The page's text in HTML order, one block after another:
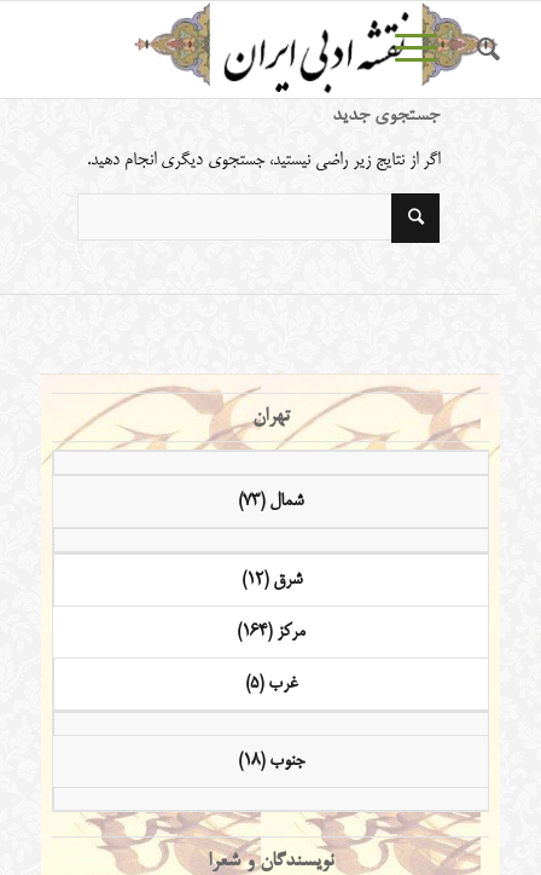
جستجوی جدید
اگر از نتایج زیر راضی نیستید، جستجوی دیگری انجام دهید.
تهران
شمال (73)
شرق (12)
مرکز (164)
غرب (5)
جنوب (18)
نویسندگان و شعرا